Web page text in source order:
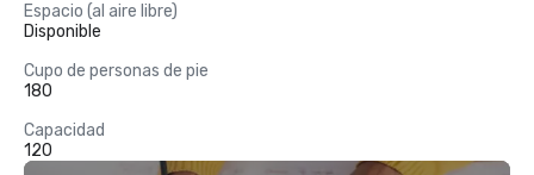
Espacio (al aire libre)
Disponible
Cupo de personas de pie
180
Capacidad
120